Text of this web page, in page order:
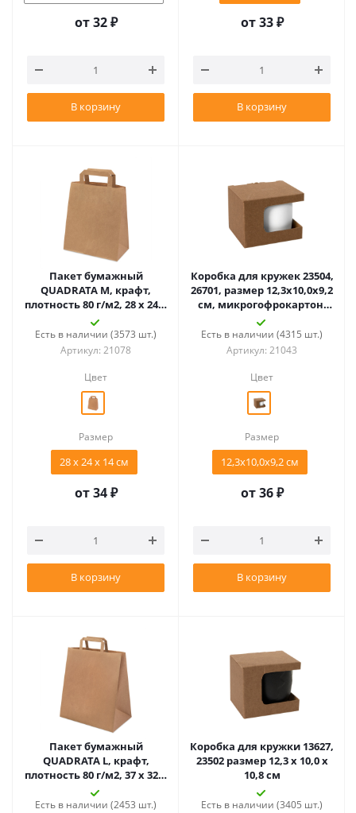
от32 ₽
В корзину
от33 ₽
В корзину
Пакет бумажный
QUADRATA M, крафт,
плотность 80 г/м2, 28 х 24 х
14 cм
Есть в наличии (3573 шт.)
Артикул: 21078
Цвет
Размер
28 х 24 х 14 cм
от34 ₽
В корзину
Коробка для кружек 23504,
26701, размер 12,3х10,0х9,2
см, микрогофрокартон,
коричневый
Есть в наличии (4315 шт.)
Артикул: 21043
Цвет
Размер
12,3х10,0х9,2 см
от36 ₽
В корзину
Пакет бумажный
QUADRATA L, крафт,
плотность 80 г/м2, 37 х 32 х
20 cм
Есть в наличии (2453 шт.)
Коробка для кружки 13627,
23502 размер 12,3 х 10,0 х
10,8 см
Есть в наличии (3405 шт.)